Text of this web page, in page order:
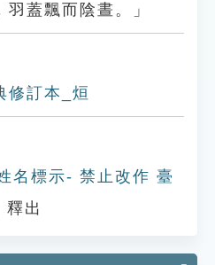
羽蓋飄而陰晝。」
修訂本_烜
名標示- 禁止改作 臺
釋出